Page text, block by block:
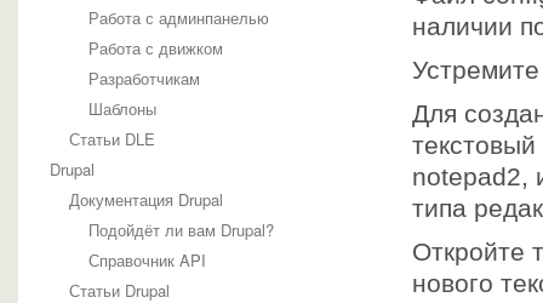
Работа с админпанелью
Работа с движком
Разработчикам
Шаблоны
Статьи DLE
Drupal
Документация Drupal
Подойдёт ли вам Drupal?
Справочник API
Статьи Drupal
наличии
Для
notepad2,
типа
Откройте
нового